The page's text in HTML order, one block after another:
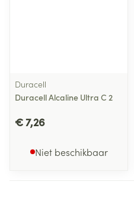
Duracell
Duracell Alcaline Ultra C 2
€ 7,26
Niet beschikbaar